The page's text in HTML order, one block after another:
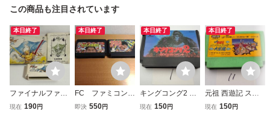
この商品も注目されています
本日終了
ファイナルファン
タジー3 任天
現在 190円
本日終了
FC ファミコン
たけしの挑戦状・
即決 550円
本日終了
キングコング2 怒
りのメガトンパン
現在 150円
本日終了
元祖 西遊記 スー
パーモンキー大冒
現在 150円